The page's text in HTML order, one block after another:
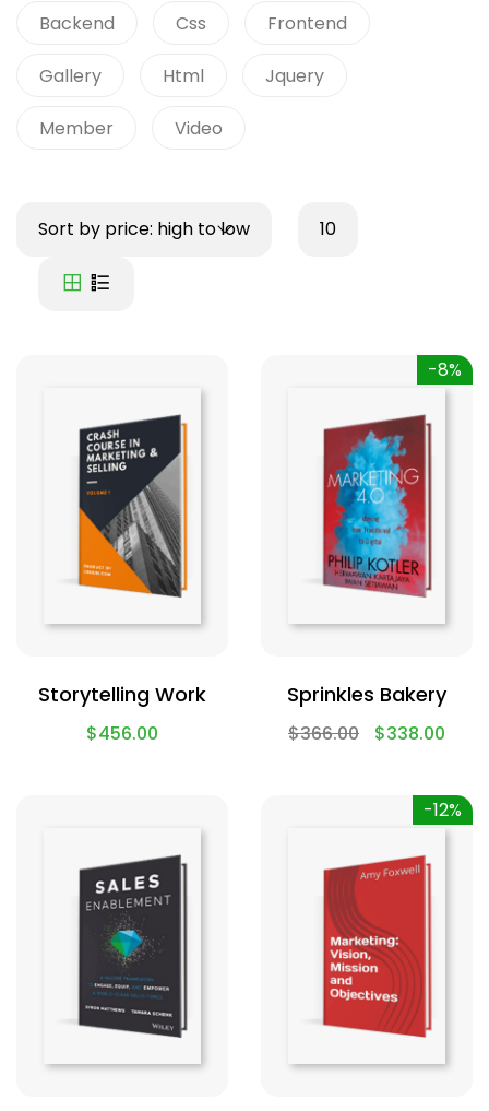
Backend Css Frontend
Gallery Html Jquery
Member Video
Sort by price: high to low 10
Storytelling Work
$456.00
-8%
Sprinkles Bakery
$366.00 $338.00
-12%